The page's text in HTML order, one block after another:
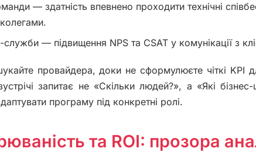
— здатність впевнено проходити технічні
— підвищення NPS та CSAT у комунікації з
провайдера, доки не сформулюєте чіткі KPI
запитає не «Скільки людей?», а «Які
програму під конкретні ролі.
та ROI: прозора